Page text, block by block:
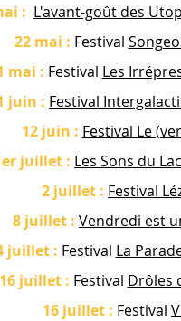
: L'avant-goût des
22 mai : Festival
mai : Festival Les
juin : Festival
12 juin : Festival Le
juillet : Les Sons du
2 juillet : Festival
8 juillet : Vendredi est
juillet: Festival La
16 juillet : Festival Drôles
16 juillet : Festival